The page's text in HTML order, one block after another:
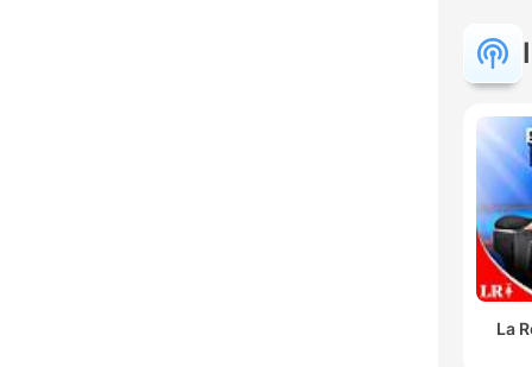
La